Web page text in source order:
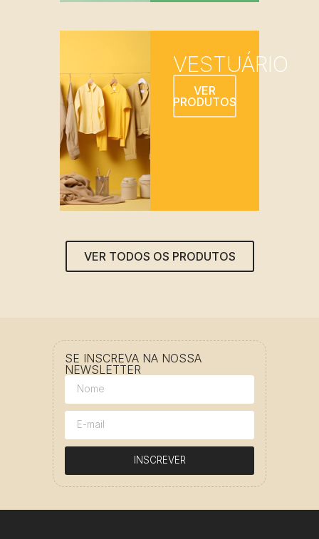
VESTUÁRIO
VER
PRODUTOS
VER TODOS OS PRODUTOS
SE INSCREVA NA NOSSA
NEWSLETTER
INSCREVER